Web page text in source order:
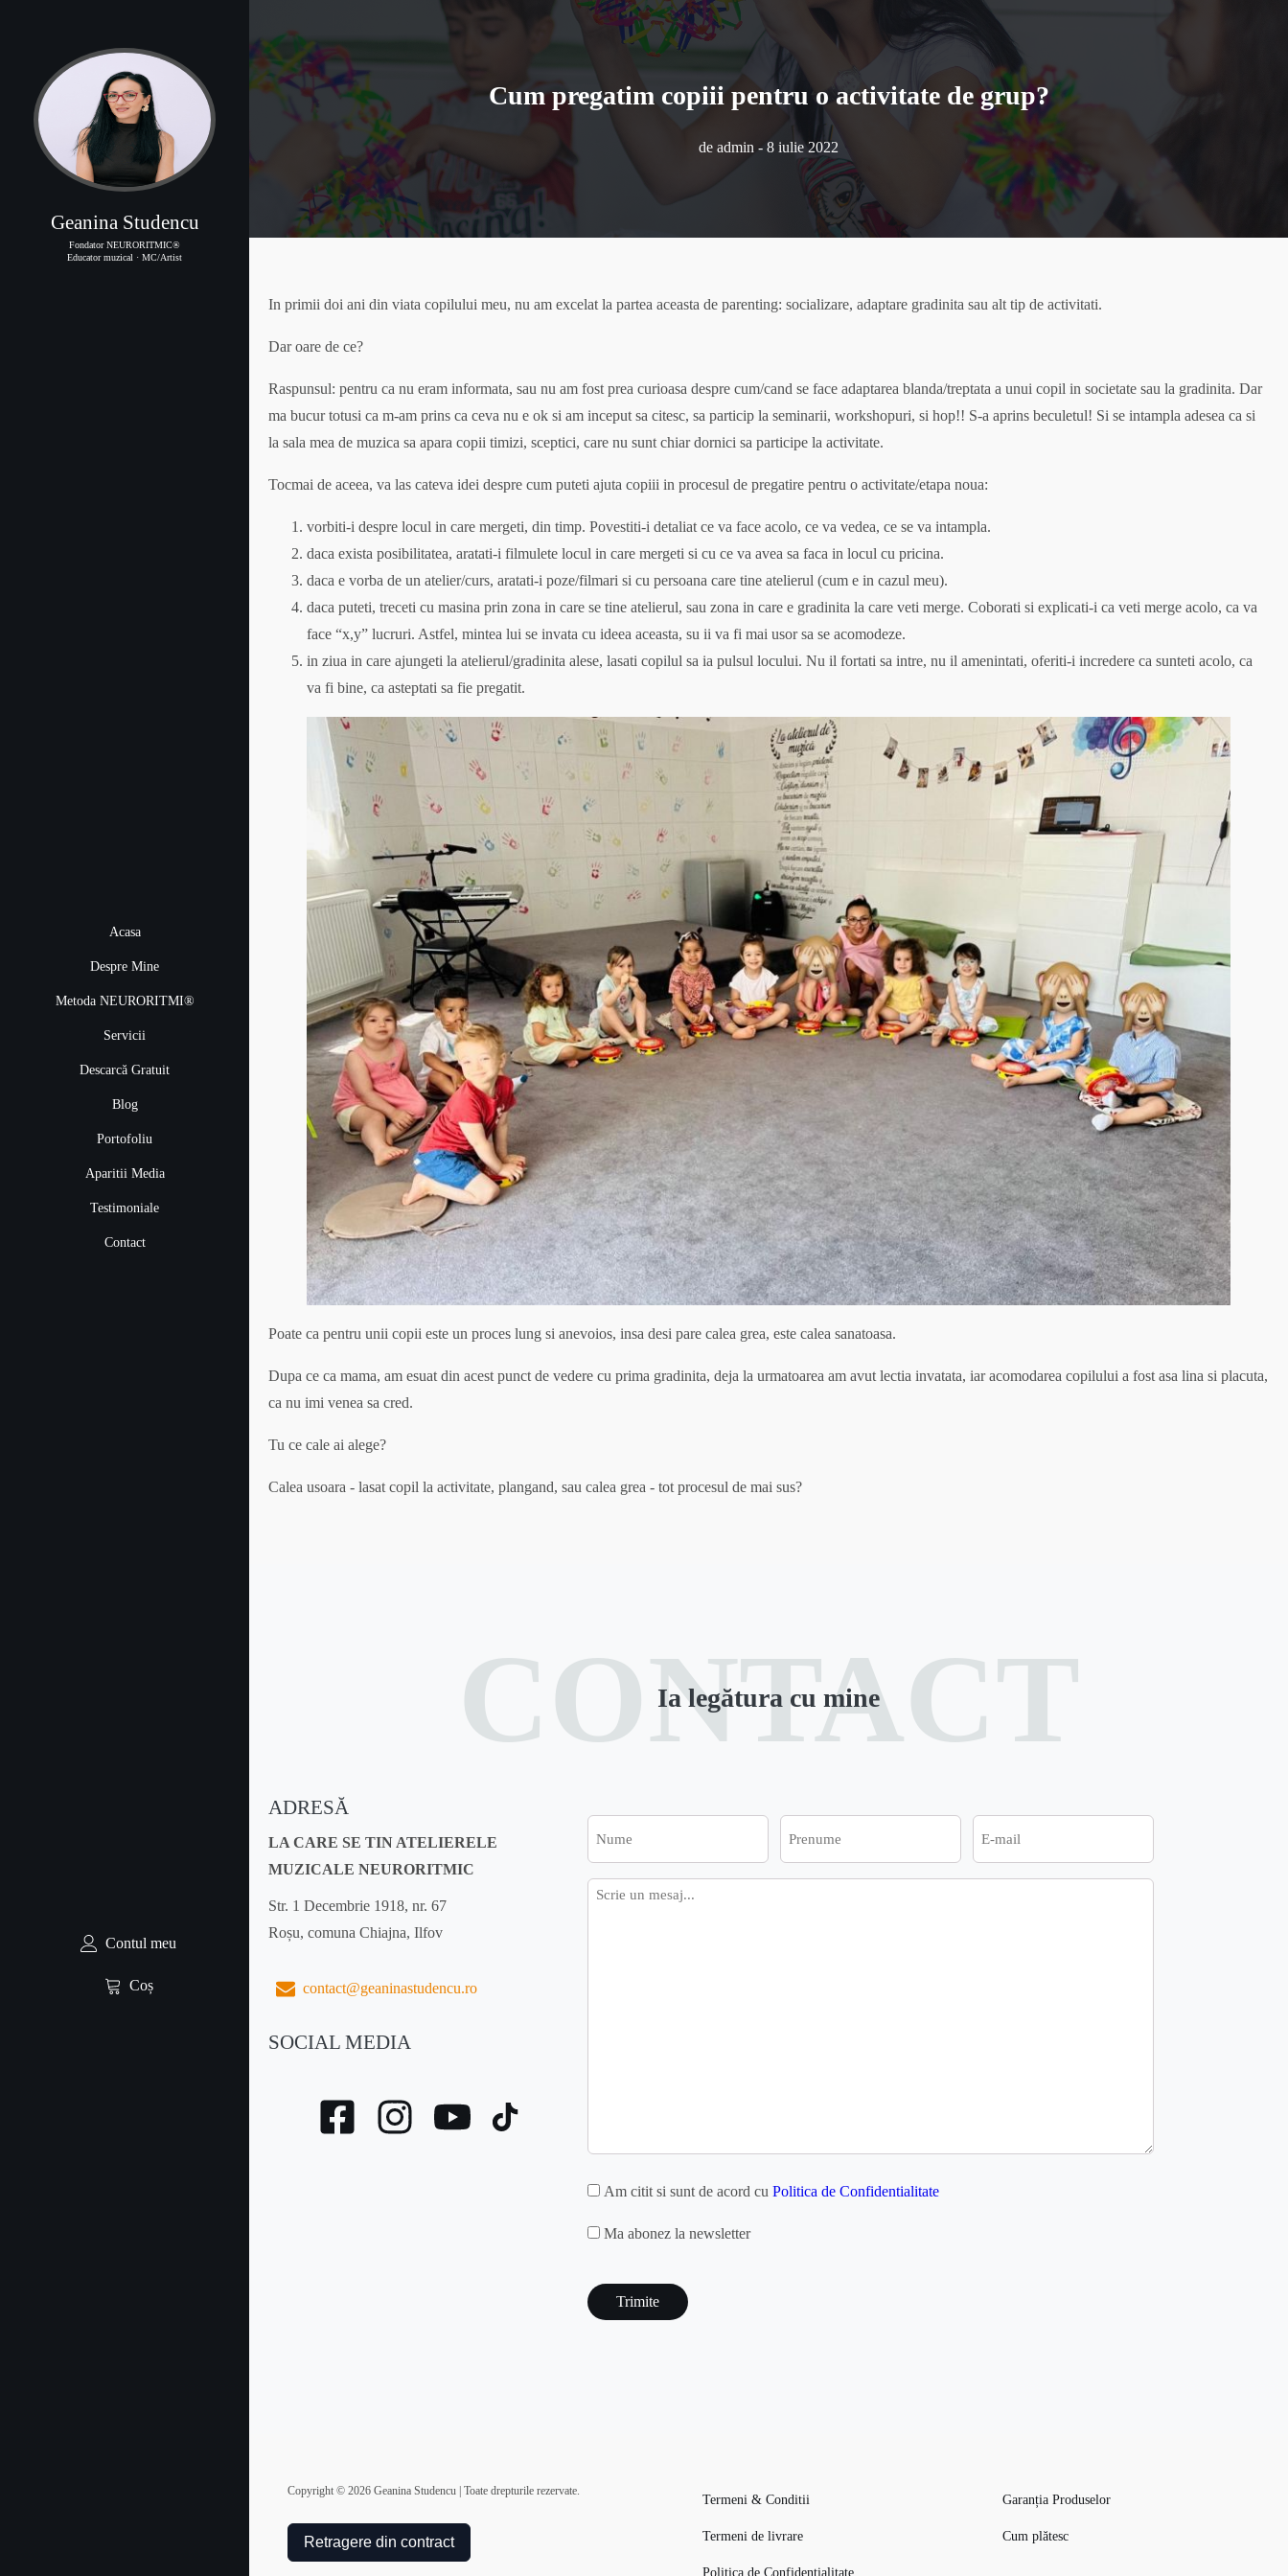
Geanina Studencu
Fondator NEURORITMIC®
Educator muzical · MC/Artist
Acasa
Despre Mine
Metoda NEURORITMI®
Servicii
Descarcă Gratuit
Blog
Portofoliu
Aparitii Media
Testimoniale
Contact
Contul meu
Coș
Cum pregatim copiii pentru o activitate de grup?
de admin - 8 iulie 2022
In primii doi ani din viata copilului meu, nu am excelat la partea aceasta de parenting: socializare, adaptare gradinita sau alt tip de activitati.
Dar oare de ce?
Raspunsul: pentru ca nu eram informata, sau nu am fost prea curioasa despre cum/cand se face adaptarea blanda/treptata a unui copil in societate sau la gradinita. Dar
ma bucur totusi ca m-am prins ca ceva nu e ok si am inceput sa citesc, sa particip la seminarii, workshopuri, si hop!! S-a aprins beculetul! Si se intampla adesea ca si
la sala mea de muzica sa apara copii timizi, sceptici, care nu sunt chiar dornici sa participe la activitate.
Tocmai de aceea, va las cateva idei despre cum puteti ajuta copiii in procesul de pregatire pentru o activitate/etapa noua:
vorbiti-i despre locul in care mergeti, din timp. Povestiti-i detaliat ce va face acolo, ce va vedea, ce se va intampla.
daca exista posibilitatea, aratati-i filmulete locul in care mergeti si cu ce va avea sa faca in locul cu pricina.
daca e vorba de un atelier/curs, aratati-i poze/filmari si cu persoana care tine atelierul (cum e in cazul meu).
daca puteti, treceti cu masina prin zona in care se tine atelierul, sau zona in care e gradinita la care veti merge. Coborati si explicati-i ca veti merge acolo, ca va
face “x,y” lucruri. Astfel, mintea lui se invata cu ideea aceasta, su ii va fi mai usor sa se acomodeze.
in ziua in care ajungeti la atelierul/gradinita alese, lasati copilul sa ia pulsul locului. Nu il fortati sa intre, nu il amenintati, oferiti-i incredere ca sunteti acolo, ca
va fi bine, ca asteptati sa fie pregatit.
Poate ca pentru unii copii este un proces lung si anevoios, insa desi pare calea grea, este calea sanatoasa.
Dupa ce ca mama, am esuat din acest punct de vedere cu prima gradinita, deja la urmatoarea am avut lectia invatata, iar acomodarea copilului a fost asa lina si placuta,
ca nu imi venea sa cred.
Tu ce cale ai alege?
Calea usoara - lasat copil la activitate, plangand, sau calea grea - tot procesul de mai sus?
CONTACT
Ia legătura cu mine
ADRESĂ
LA CARE SE TIN ATELIERELE
MUZICALE NEURORITMIC
Str. 1 Decembrie 1918, nr. 67
Roșu, comuna Chiajna, Ilfov
contact@geaninastudencu.ro
SOCIAL MEDIA
Mesaj
GDPR
Am citit si sunt de acord cuPolitica de Confidentialitate
MAILCHIMP
Ma abonez la newsletter
Copyright © 2026 Geanina Studencu | Toate drepturile rezervate.
Retragere din contract
Termeni & Conditii
Termeni de livrare
Politica de Confidentialitate
Garanția Produselor
Cum plătesc